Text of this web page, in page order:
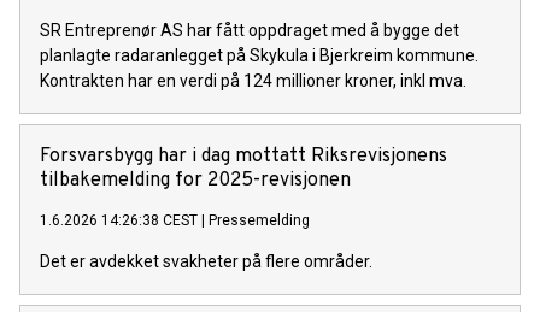
SR Entreprenør AS har fått oppdraget med å bygge det
planlagte radaranlegget på Skykula i Bjerkreim kommune.
Kontrakten har en verdi på 124 millioner kroner, inkl mva.
Forsvarsbygg har i dag mottatt Riksrevisjonens
tilbakemelding for 2025-revisjonen
1.6.2026 14:26:38 CEST Pressemelding
Det er avdekket svakheter på flere områder.